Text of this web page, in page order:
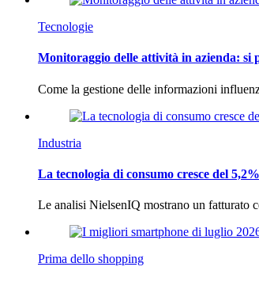
Tecnologie
Monitoraggio delle attività in azienda: si
Come la gestione delle informazioni
Industria
La tecnologia di consumo cresce del
Le analisi NielsenIQ mostrano un
Prima dello shopping